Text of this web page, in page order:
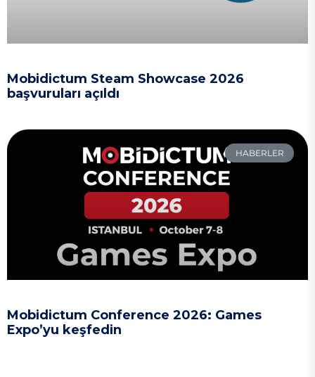
Mobidictum Steam Showcase 2026
başvuruları açıldı
HABERLER
Mobidictum Conference 2026: Games
Expo’yu keşfedin